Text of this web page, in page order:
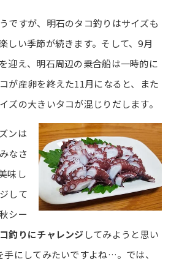
ですが、明石のタコ釣りはサイズも
しい季節が続きます。そして、9月
迎え、明石周辺の乗合船は一時的に
が産卵を終えた11月になると、また
ズの大きいタコが混じりだします。
ンは
なさ
味し
して
シー
釣りにチャレンジしてみようと思い
にしてみたいですよね…。では、